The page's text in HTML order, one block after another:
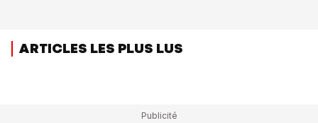
ARTICLES LES PLUS LUS